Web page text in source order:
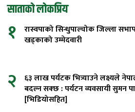
साताको लोकप्रिय
१
रास्वपाको सिन्धुपाल्चोक जिल्ला
खड्काको उम्मेदवारी
२
६३ लाख पर्यटक भित्र्याउने लक्ष्यले
बदल्न सक्छ : पर्यटन व्यवसायी सुमन
[भिडियोसहित]